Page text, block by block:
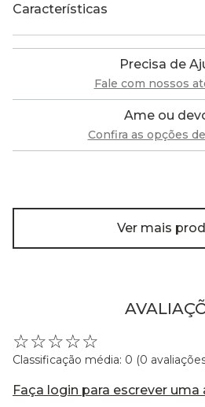
Características
Precisa de
Fale com nossos
Ame ou
Confira as opções
Ver mais
☆☆☆☆☆
Classificação média: 0 (0
Faça login para escrever uma